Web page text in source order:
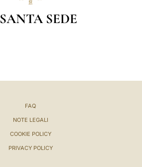
SANTA SEDE
FAQ
NOTE LEGALI
COOKIE POLICY
PRIVACY POLICY